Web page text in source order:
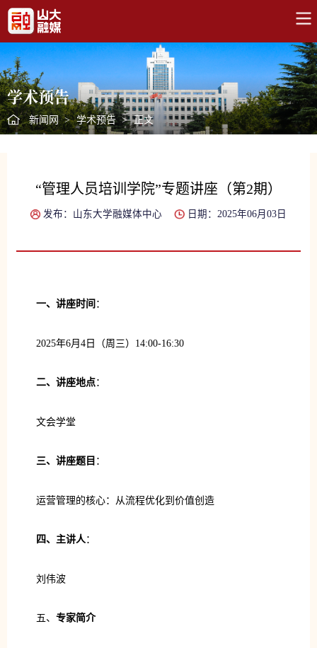
学术预告
新闻网 > 学术预告 > 正文
“管理人员培训学院”专题讲座（第2期）
发布：山东大学融媒体中心 日期：2025年06月03日
一、讲座时间 ：
2025年6月4日（周三）14:00-16:30
二、讲座地点：
文会学堂
三、讲座题目 ：
运营管理的核心：从流程优化到价值创造
四、主讲人：
刘伟波
五、 专家简介